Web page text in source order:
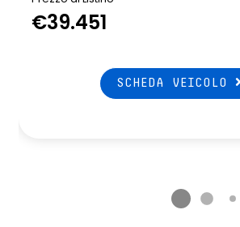
€39.451
SCHEDA VEICOLO